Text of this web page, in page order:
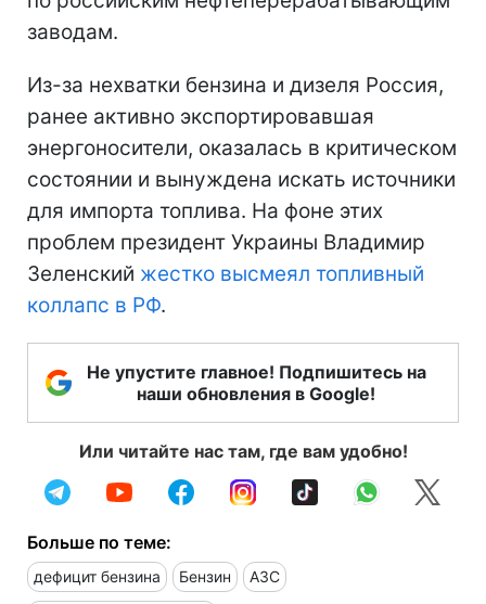
заводам.
Из-за нехватки бензина и дизеля Россия,
ранее активно экспортировавшая
энергоносители, оказалась в критическом
состоянии и вынуждена искать источники
для импорта топлива. На фоне этих
проблем президент Украины Владимир
Зеленский жестко высмеял топливный
коллапс в РФ.
Не упустите главное! Подпишитесь на
наши обновления в Google!
Или читайте нас там, где вам удобно!
Больше по теме:
дефицит бензина Бензин АЗС